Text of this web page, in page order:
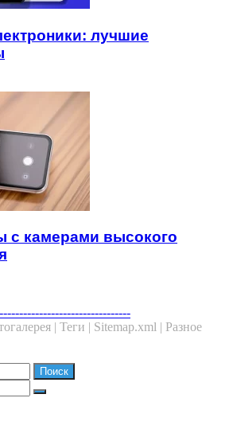
лучшие
с камерами высокого
| Теги | Sitemap.xml | Разное
Search